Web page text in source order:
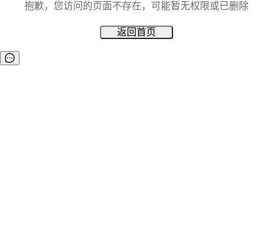
抱歉，您访问的页面不存在，可能暂无权限或已删除
返回首页